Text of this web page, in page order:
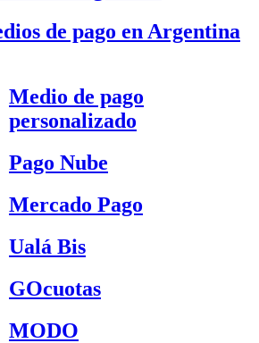
de pago en Argentina
Medio de pago
personalizado
Pago Nube
Mercado Pago
Ualá Bis
GOcuotas
MODO